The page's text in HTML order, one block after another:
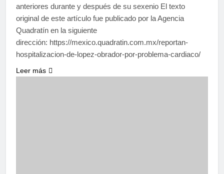
anteriores durante y después de su sexenio El texto
original de este artículo fue publicado por la Agencia
Quadratín en la siguiente
dirección: https://mexico.quadratin.com.mx/reportan-
hospitalizacion-de-lopez-obrador-por-problema-cardiaco/
Leer más